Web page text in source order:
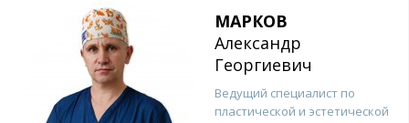
МАРКОВ
Александр
Георгиевич
Ведущий специалист по
пластической и эстетической